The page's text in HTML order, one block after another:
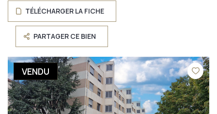
TÉLÉCHARGER LA FICHE
PARTAGER CE BIEN
VENDU